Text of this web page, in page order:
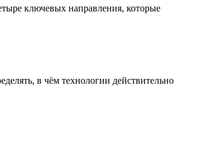
ключевых направления, которые
в чём технологии действительно